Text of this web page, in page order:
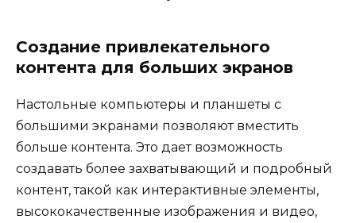
Создание привлекательного
контента для больших экранов
Настольные компьютеры и планшеты с
большими экранами позволяют вместить
больше контента. Это дает возможность
создавать более захватывающий и подробный
контент, такой как интерактивные элементы,
высококачественные изображения и видео,